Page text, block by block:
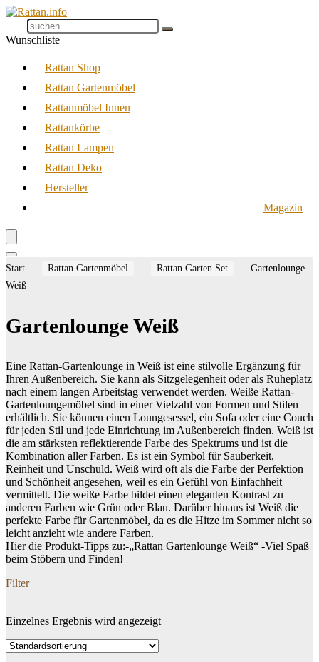
Wunschliste
Rattan Shop
Rattan Gartenmöbel
Rattanmöbel Innen
Rattankörbe
Rattan Lampen
Rattan Deko
Hersteller
Magazin
Start Rattan Gartenmöbel Rattan Garten Set
Gartenlounge
Weiß
Gartenlounge Weiß
Eine Rattan-Gartenlounge in Weiß ist eine stilvolle Ergänzung für
Ihren Außenbereich. Sie kann als Sitzgelegenheit oder als Ruheplatz
nach einem langen Arbeitstag verwendet werden. Weiße Rattan-
Gartenloungemöbel sind in einer Vielzahl von Formen und Stilen
erhältlich. Sie können einen Loungesessel, ein Sofa oder eine Couch
für jeden Stil und jede Einrichtung im Außenbereich finden. Weiß ist
die am stärksten reflektierende Farbe des Spektrums und ist die
Kombination aller Farben. Es ist ein Symbol für Sauberkeit,
Reinheit und Unschuld. Weiß wird oft als die Farbe der Perfektion
und Schönheit angesehen, weil es ein Gefühl von Einfachheit
vermittelt. Die weiße Farbe bildet einen eleganten Kontrast zu
anderen Farben wie Grün oder Blau. Darüber hinaus ist Weiß die
perfekte Farbe für Gartenmöbel, da es die Hitze im Sommer nicht so
leicht anzieht wie andere Farben.
Hier die Produkt-Tipps zu:-„Rattan Gartenlounge Weiß“ -Viel Spaß
beim Stöbern und Finden!
Filter
Dein Budget
Price filter
Einzelnes Ergebnis wird angezeigt